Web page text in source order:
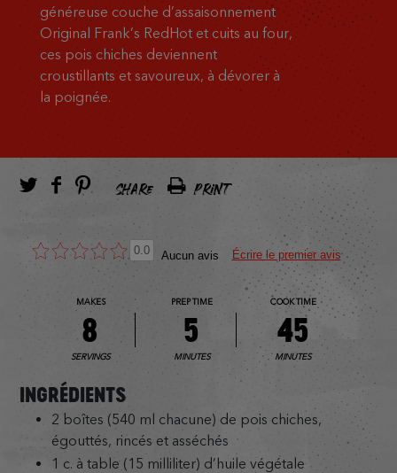
généreuse couche d’assaisonnement
Original Frank’s RedHot et cuits au four,
ces pois chiches deviennent
croustillants et savoureux, à dévorer à
la poignée.
SHARE PRINT
0.0 Aucun avis Écrire le premier avis
MAKES
8
SERVINGS
PREP TIME
5
MINUTES
COOK TIME
45
MINUTES
INGRÉDIENTS
2 boîtes (540 ml chacune) de pois chiches,
égouttés, rincés et asséchés
1 c. à table (15 milliliter) d’huile végétale